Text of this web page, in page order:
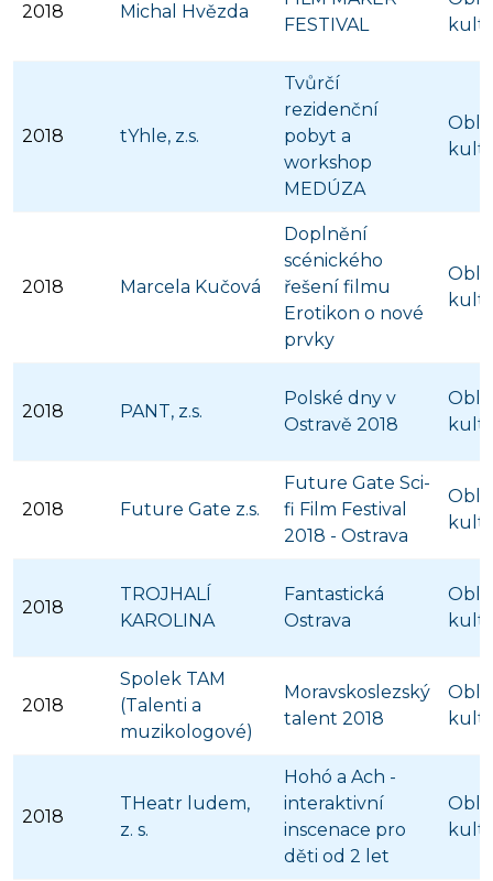
2018 Michal Hvězda
FESTIVAL
2018 tYhle, z.s.
Tvůrčí
rezidenční
pobyt a
workshop
MEDÚZA
2018 Marcela Kučová
Doplnění
scénického
řešení filmu
Erotikon o nové
prvky
2018 PANT, z.s.
Polské dny v
Ostravě 2018
2018 Future Gate z.s.
Future Gate Sci-
fi Film Festival
2018 - Ostrava
2018
TROJHALÍ
KAROLINA
Fantastická
Ostrava
2018
Spolek TAM
(Talenti a
muzikologové)
Moravskoslezský
talent 2018
2018
THeatr ludem,
z. s.
Hohó a Ach -
interaktivní
inscenace pro
děti od 2 let